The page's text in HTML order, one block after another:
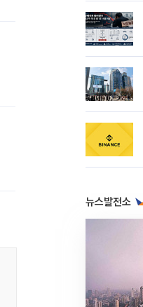
뉴스발전소